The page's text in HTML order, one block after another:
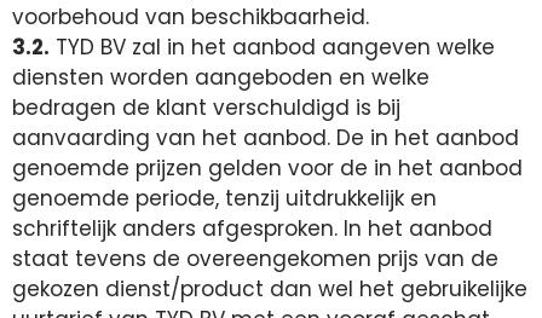
voorbehoud van beschikbaarheid.
3.2. TYD BV zal in het aanbod aangeven welke
diensten worden aangeboden en welke
bedragen de klant verschuldigd is bij
aanvaarding van het aanbod. De in het aanbod
genoemde prijzen gelden voor de in het aanbod
genoemde periode, tenzij uitdrukkelijk en
schriftelijk anders afgesproken. In het aanbod
staat tevens de overeengekomen prijs van de
gekozen dienst/product dan wel het gebruikelijke